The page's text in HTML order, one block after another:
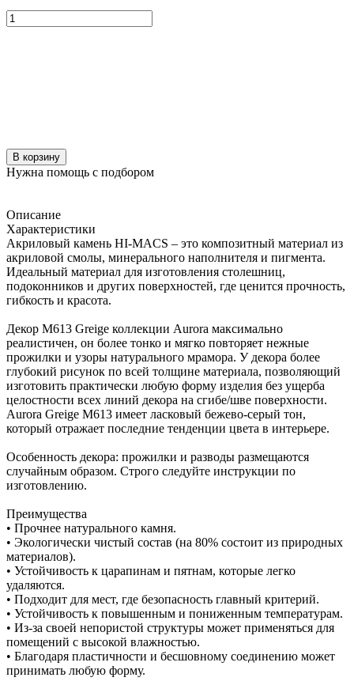
В корзину
Нужна помощь с подбором
Описание
Характеристики
Акриловый камень HI-MACS – это композитный материал из
акриловой смолы, минерального наполнителя и пигмента.
Идеальный материал для изготовления столешниц,
подоконников и других поверхностей, где ценится прочность,
гибкость и красота.
Декор M613 Greige коллекции Aurora максимально
реалистичен, он более тонко и мягко повторяет нежные
прожилки и узоры натурального мрамора. У декора более
глубокий рисунок по всей толщине материала, позволяющий
изготовить практически любую форму изделия без ущерба
целостности всех линий декора на сгибе/шве поверхности.
Aurora Greige M613 имеет ласковый бежево-серый тон,
который отражает последние тенденции цвета в интерьере.
Особенность декора: прожилки и разводы размещаются
случайным образом. Строго следуйте инструкции по
изготовлению.
Преимущества
• Прочнее натурального камня.
• Экологически чистый состав (на 80% состоит из природных
материалов).
• Устойчивость к царапинам и пятнам, которые легко
удаляются.
• Подходит для мест, где безопасность главный критерий.
• Устойчивость к повышенным и пониженным температурам.
• Из-за своей непористой структуры может применяться для
помещений с высокой влажностью.
• Благодаря пластичности и бесшовному соединению может
принимать любую форму.